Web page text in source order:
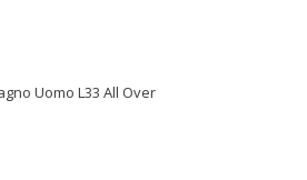
Uomo L33 All Over